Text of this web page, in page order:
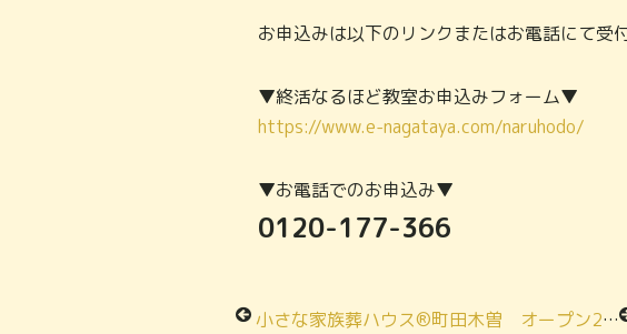
お申込みは以下のリンクまたはお電話にて受
▼終活なるほど教室お申込みフォーム▼
https://www.e-nagataya.com/naruhodo/
▼お電話でのお申込み▼
0120-177-366
小さな家族葬ハウス®町田木曽 オープン2周年感謝祭開催決定！